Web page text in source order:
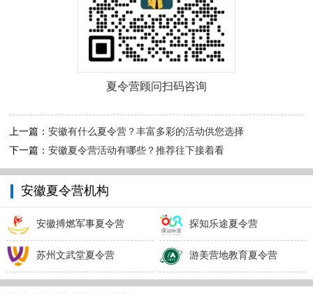
夏令营顾问扫码咨询
上一篇：安徽有什么夏令营？丰富多彩的活动供您选择
下一篇：安徽夏令营活动有哪些？推荐往下接着看
安徽夏令营机构
安徽搏燃军事夏令营 探知乐途夏令营
苏州文武堂夏令营 游美营地教育夏令营